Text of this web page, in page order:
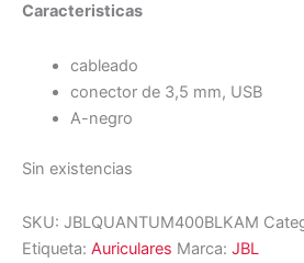
Caracteristicas
cableado
conector de 3,5 mm, USB
A-negro
Sin existencias
SKU: JBLQUANTUM400BLKAM
Etiqueta: Auriculares Marca: JBL